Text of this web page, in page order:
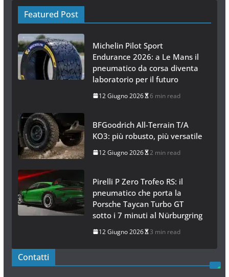
Featured Post
Michelin Pilot Sport
Endurance 2026: a Le Mans il
pneumatico da corsa diventa
laboratorio per il futuro
12 Giugno 2026 6 min read
BFGoodrich All-Terrain T/A
KO3: più robusto, più versatile
12 Giugno 2026 2 min read
Pirelli P Zero Trofeo RS: il
pneumatico che porta la
Porsche Taycan Turbo GT
sotto i 7 minuti al Nürburgring
12 Giugno 2026 3 min read
Contatti